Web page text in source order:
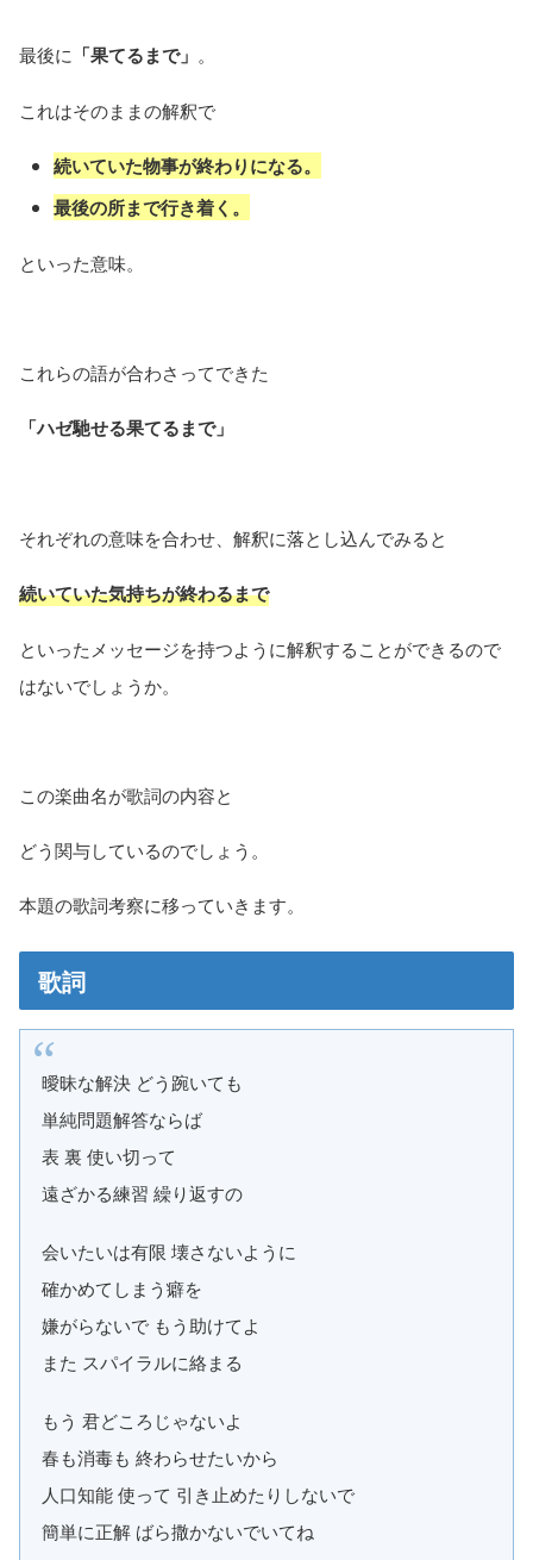
最後に 「果てるまで」 。
これはそのままの解釈で
続いていた物事が終わりになる。
最後の所まで行き着く。
といった意味。
これらの語が合わさってできた
「ハゼ馳せる果てるまで」
それぞれの意味を合わせ、解釈に落とし込んでみると
続いていた気持ちが終わるまで
といったメッセージを持つように解釈することができるので
はないでしょうか。
この楽曲名が歌詞の内容と
どう関与しているのでしょう。
本題の歌詞考察に移っていきます。
歌詞
曖昧な解決 どう踠いても
単純問題解答ならば
表 裏 使い切って
遠ざかる練習 繰り返すの
会いたいは有限 壊さないように
確かめてしまう癖を
嫌がらないで もう助けてよ
また スパイラルに絡まる
もう 君どころじゃないよ
春も消毒も 終わらせたいから
人口知能 使って 引き止めたりしないで
簡単に正解 ばら撒かないでいてね